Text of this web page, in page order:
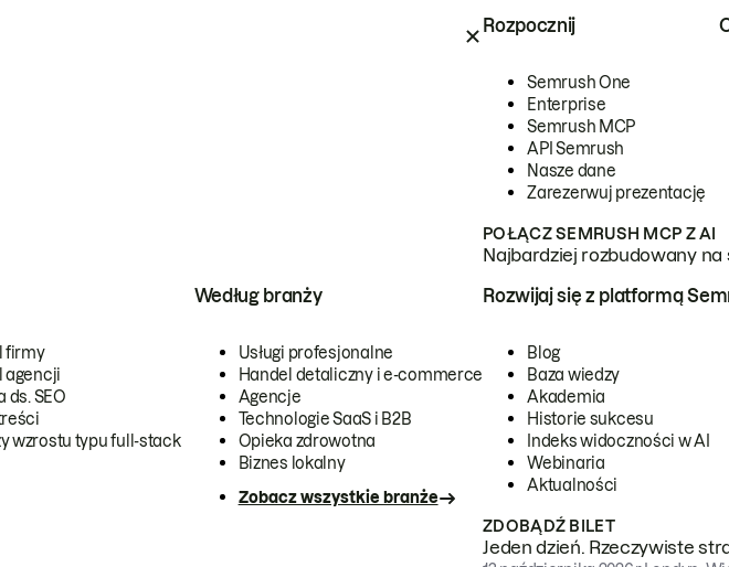
Rozpocznij
Semrush One
Enterprise
Semrush MCP
API Semrush
Nasze dane
Zarezerwuj prezentację
POŁĄCZ SEMRUSH MCP Z AI
Najbardziej rozbudowany
firmy
agencji
ds. SEO
wzrostu typu full-stack
Według branży
Usługi profesjonalne
Handel detaliczny i e-commerce
Agencje
Technologie SaaS i B2B
Opieka zdrowotna
Biznes lokalny
Zobacz wszystkie branże
Rozwijaj się z platformą
Blog
Baza wiedzy
Akademia
Historie sukcesu
Indeks widoczności w AI
Webinaria
Aktualności
ZDOBĄDŹ BILET
Jeden dzień. Rzeczywiste